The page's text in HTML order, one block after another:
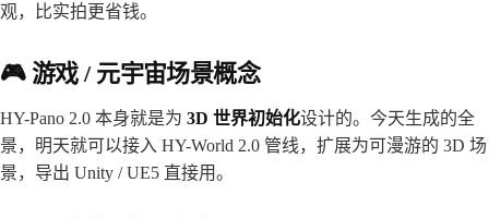
观，比实拍更省钱。
🎮 游戏 / 元宇宙场景概念
HY-Pano 2.0 本身就是为 3D 世界初始化设计的。今天生成的全
景，明天就可以接入 HY-World 2.0 管线，扩展为可漫游的 3D 场
景，导出 Unity / UE5 直接用。